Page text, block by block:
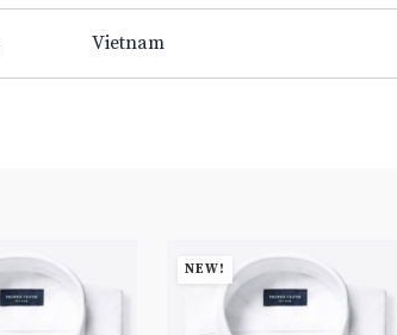
Vietnam
NEW!